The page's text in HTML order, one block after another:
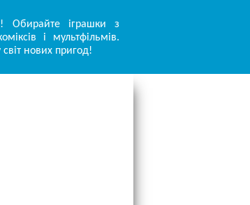
Обирайте іграшки з
і мультфільмів.
світ нових пригод!